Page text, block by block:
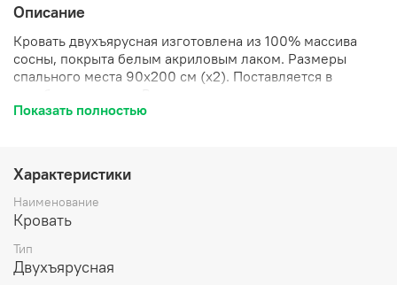
Описание
Кровать двухъярусная изготовлена из 100% массива
сосны, покрыта белым акриловым лаком. Размеры
спального места 90х200 см (х2). Поставляется в
элементы, фурнитура и подробная инструкция по
Показать полностью
Характеристики
Наименование
Кровать
Тип
Двухъярусная